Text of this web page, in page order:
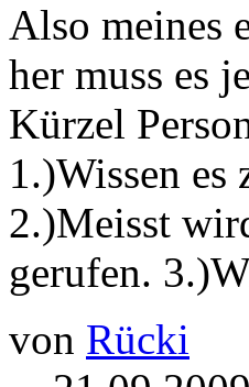
Also meines
her muss es
Kürzel
1.)Wissen
2.)Meisst
gerufen.
von Rücki